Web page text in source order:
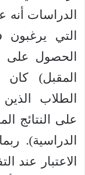
الدراسات أنه
التي
الحصول على
المقبل)
الطلاب
على النتائج
الدراسية).
الاعتبار عند